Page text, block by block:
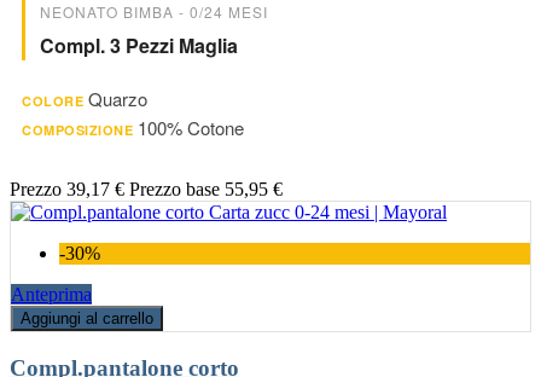
NEONATO BIMBA - 0/24 MESI
Compl. 3 Pezzi Maglia
COLORE Quarzo
COMPOSIZIONE 100% Cotone
Prezzo 39,17 € Prezzo base 55,95 €
-30%
Anteprima
Aggiungi al carrello
Compl.pantalone corto